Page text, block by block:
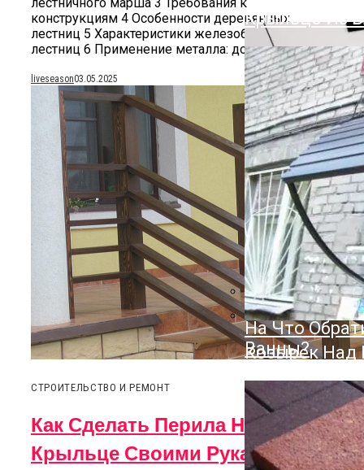
На Что
Ванны?
Крыльцо Из
Козырек Над
конструкциям 4 Особенности деревянных
лестниц 5 Характеристики железобетонных
лестниц 6 Применение металла: достоинства...
liveseason03.05.2025
СТРОИТЕЛЬСТВО И РЕМОНТ
Как Сделать Перила На
Крыльце Своими Руками